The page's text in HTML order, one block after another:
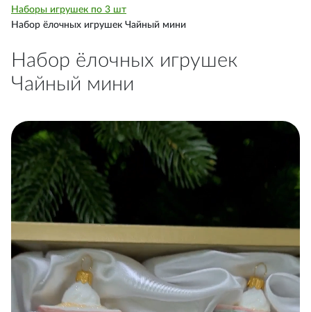
Наборы игрушек по 3 шт
Набор ёлочных игрушек Чайный мини
Набор ёлочных игрушек
Чайный мини